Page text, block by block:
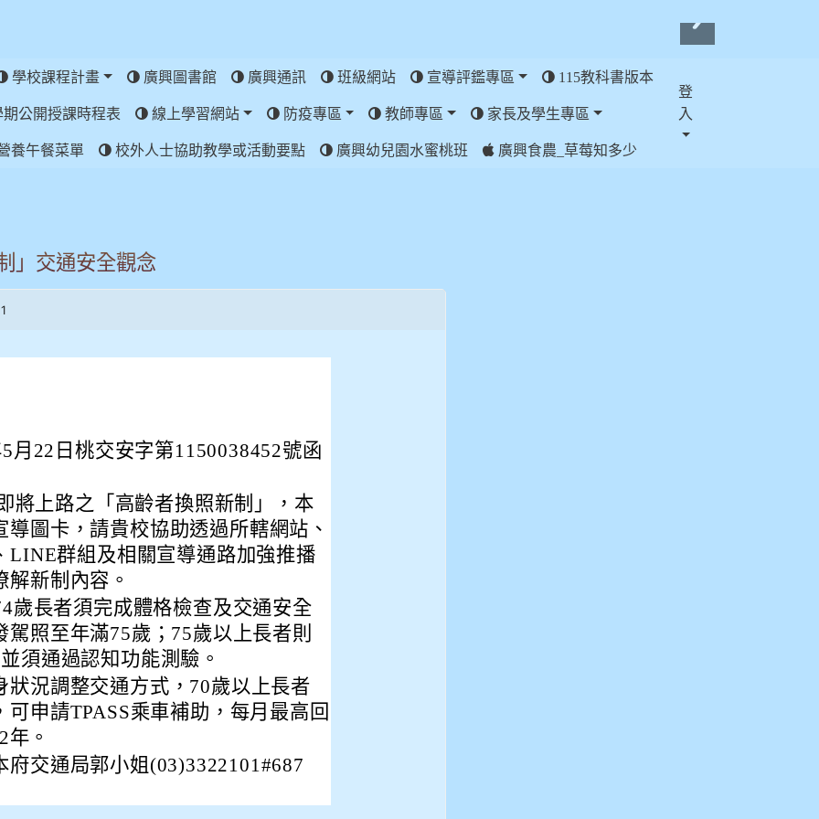
學校課程計畫 廣興圖書館 廣興通訊 班級網站 宣導評鑑專區 115教科書版本
公開授課時程表 線上學習網站 防疫專區 教師專區 家長及學生專區
養午餐菜單 校外人士協助教學或活動要點 廣興幼兒園水蜜桃班 廣興食農_草莓知多少
登
入
」交通安全觀念
月22日桃交安字第1150038452號函
將上路之「高齡者換照新制」，本
圖卡，請貴校協助透過所轄網站、
LINE群組及相關宣導通路加強推播
新制內容。
歲長者須完成體格檢查及交通安全
照至年滿75歲；75歲以上長者則
須通過認知功能測驗。
狀況調整交通方式，70歲以上長者
申請TPASS乘車補助，每月最高回
。
府交通局郭小姐(03)3322101#687